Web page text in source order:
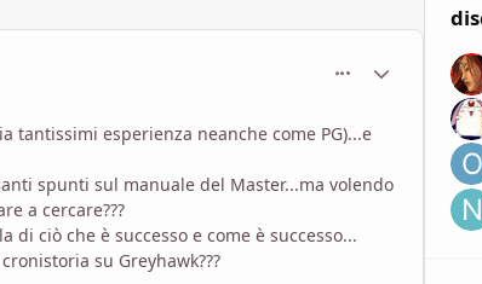
comment_451423
Statistiche
tantissimi esperienza neanche come PG)...e
spunti sul manuale del Master...ma volendo
a cercare???
ciò che è successo e come è successo...
su Greyhawk???